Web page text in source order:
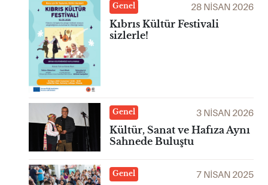
Genel
28 NISAN 2026
Kıbrıs Kültür Festivali
sizlerle!
Genel
3 NISAN 2026
Kültür, Sanat ve Hafıza Aynı
Sahnede Buluştu
Genel
7 NISAN 2025